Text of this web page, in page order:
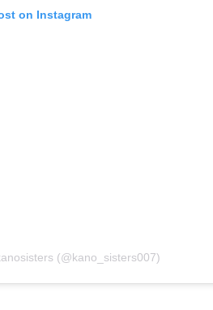
on Instagram
(@kano_sisters007)